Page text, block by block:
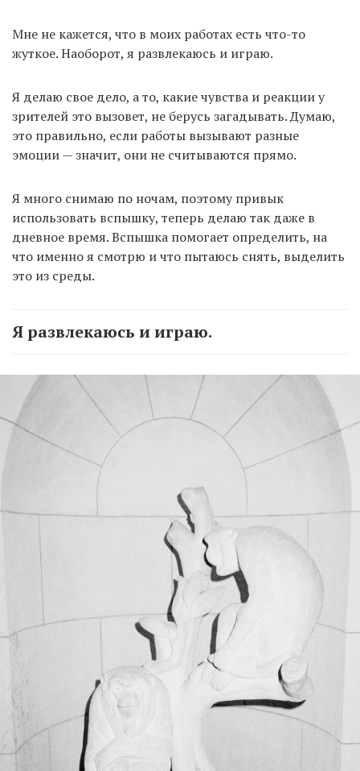
Мне не кажется, что в моих работах есть что-то
жуткое. Наоборот, я развлекаюсь и играю.
Я делаю свое дело, а то, какие чувства и реакции у
зрителей это вызовет, не берусь загадывать. Думаю,
это правильно, если работы вызывают разные
эмоции — значит, они не считываются прямо.
Я много снимаю по ночам, поэтому привык
использовать вспышку, теперь делаю так даже в
дневное время. Вспышка помогает определить, на
что именно я смотрю и что пытаюсь снять, выделить
это из среды.
Я развлекаюсь и играю.